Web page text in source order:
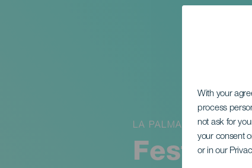
With your
process
not ask for
your consent
or in our
Festival
LA PALMA